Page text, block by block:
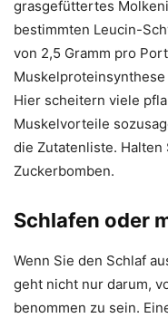
grasgefüttertes
bestimmten Leucin-
von 2,5 Gramm pro
Hier scheitern viele
Muskelvorteile
die Zutatenliste. Halten
Zuckerbomben.
Schlafen oder
Wenn Sie den Schlaf
geht nicht nur darum,
benommen zu sein.